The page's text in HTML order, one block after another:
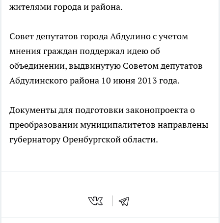
жителями города и района.
Совет депутатов города Абдулино с учетом
мнения граждан поддержал идею об
объединении, выдвинутую Советом депутатов
Абдулинского района 10 июня 2013 года.
Документы для подготовки законопроекта о
преобразовании муниципалитетов направлены
губернатору Оренбургской области.